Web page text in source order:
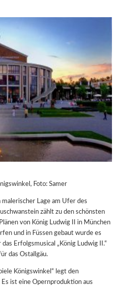
Foto: Samer
Lage am Ufer des
zählt zu den schönsten
von König Ludwig II in München
und in Füssen gebaut wurde es
Erfolgsmusical „König Ludwig II.“
das Ostallgäu.
Königswinkel“ legt den
ist eine Opernproduktion aus